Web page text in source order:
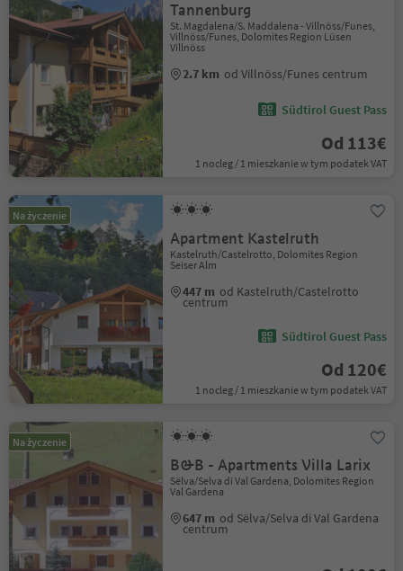
Tannenburg
St. Magdalena/S. Maddalena - Villnöss/Funes,
Villnöss/Funes, Dolomites Region Lüsen
Villnöss
2.7 km od Villnöss/Funes centrum
Südtirol Guest Pass
Od 113€
1 nocleg / 1 mieszkanie w tym podatek VAT
Na życzenie
Apartment Kastelruth
Kastelruth/Castelrotto, Dolomites Region
Seiser Alm
447 m od Kastelruth/Castelrotto
centrum
Südtirol Guest Pass
Od 120€
1 nocleg / 1 mieszkanie w tym podatek VAT
Na życzenie
B&B - Apartments Villa Larix
Sëlva/Selva di Val Gardena, Dolomites Region
Val Gardena
647 m od Sëlva/Selva di Val Gardena
centrum